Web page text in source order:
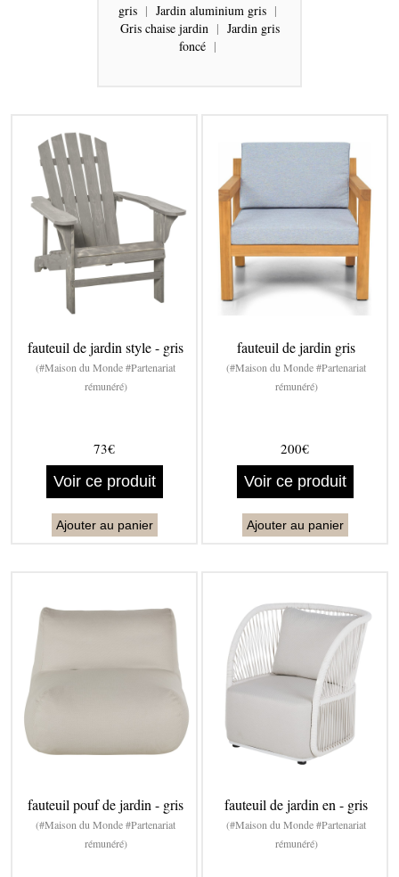
gris | Jardin aluminium gris |
Gris chaise jardin | Jardin gris
foncé |
fauteuil de jardin style - gris
(#Maison du Monde #Partenariat
rémunéré)
73€
Voir ce produit
Ajouter au panier
fauteuil de jardin gris
(#Maison du Monde #Partenariat
rémunéré)
200€
Voir ce produit
Ajouter au panier
fauteuil pouf de jardin - gris
(#Maison du Monde #Partenariat
rémunéré)
fauteuil de jardin en - gris
(#Maison du Monde #Partenariat
rémunéré)